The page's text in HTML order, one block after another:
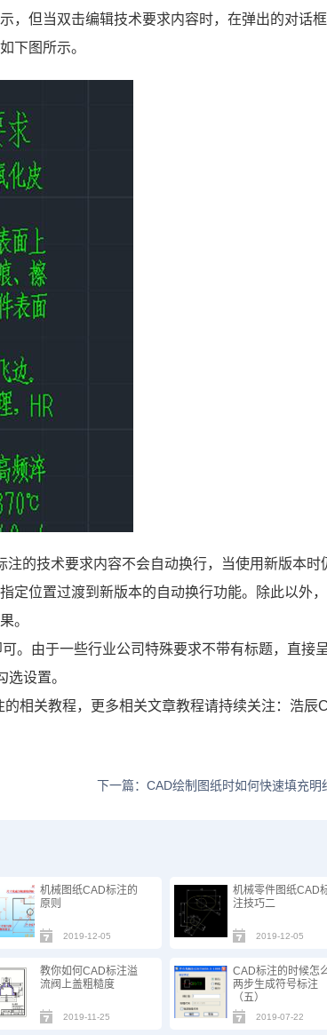
，但当双击编辑技术要求内容时，在弹出的对话框
下图所示。
注的技术要求内容不会自动换行，当使用新版本时
定位置过渡到新版本的自动换行功能。
除此以外
。
。由于一些行业公司特殊要求不带有标题，直接
设置。
相关教程，更多相关文章教程请持续关注：浩辰
下一篇：CAD绘制图纸时如何快速填充明
机械图纸CAD标注的
原则
2019-12-05
机械零件图纸CAD
注技巧二
2019-12-05
教你如何CAD标注溢
流阀上盖粗糙度
2019-11-25
CAD标注的时候怎
两步生成符号标注
（五）
2019-07-22